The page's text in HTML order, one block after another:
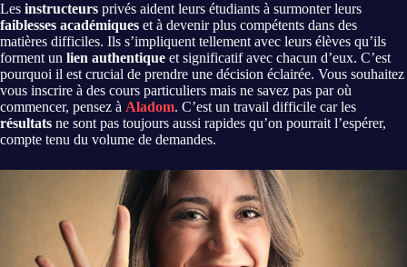
Les instructeurs privés aident leurs étudiants à surmonter leurs
faiblesses académiques et à devenir plus compétents dans des
matières difficiles. Ils s’impliquent tellement avec leurs élèves qu’ils
forment un lien authentique et significatif avec chacun d’eux. C’est
pourquoi il est crucial de prendre une décision éclairée. Vous souhaitez
vous inscrire à des cours particuliers mais ne savez pas par où
commencer, pensez à Aladom. C’est un travail difficile car les
résultats ne sont pas toujours aussi rapides qu’on pourrait l’espérer,
compte tenu du volume de demandes.